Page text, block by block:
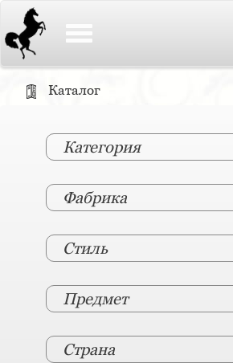
Каталог
Категория
Фабрика
Стиль
Предмет
Страна